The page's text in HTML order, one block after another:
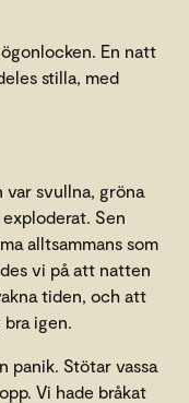
En natt
stilla, med
var svullna, gröna
Sen
alltsammans som
vi på att natten
tiden, och att
igen.
panik. Stötar vassa
Vi hade bråkat